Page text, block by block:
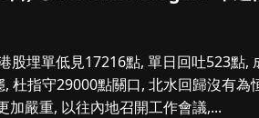
股埋單低見17216點, 單日回吐523點,
杜指守29000點關口, 北水回歸沒有為
加嚴重, 以往內地召開工作會議,...